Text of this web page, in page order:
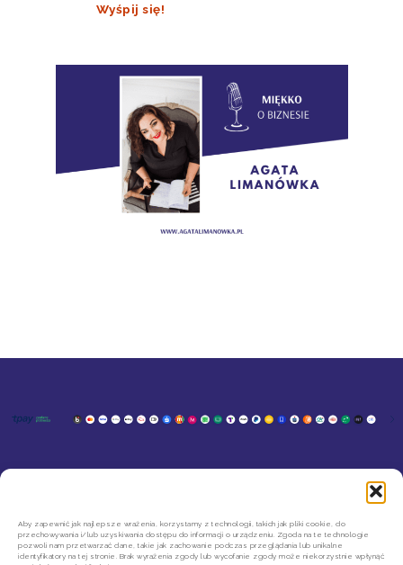
Aby zapewnić jak najlepsze wrażenia, korzystamy z technologii, takich jak pliki cookie, do
przechowywania i/lub uzyskiwania dostępu do informacji o urządzeniu. Zgoda na te technologie
pozwoli nam przetwarzać dane, takie jak zachowanie podczas przeglądania lub unikalne
identyfikatory na tej stronie. Brak wyrażenia zgody lub wycofanie zgody może niekorzystnie wpłynąć
Wyśpij się!
REGULAMIN SKLEPU
POLITYKA PRYWATNOŚCI
REGULAMIN NEWSLETTERA